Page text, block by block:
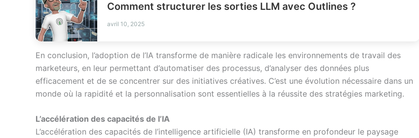
Comment structurer les sorties LLM avec Outlines ?
avril 10, 2025
En conclusion, l’adoption de l’IA transforme de manière radicale les environnements de travail des
marketeurs, en leur permettant d’automatiser des processus, d’analyser des données plus
efficacement et de se concentrer sur des initiatives créatives. C’est une évolution nécessaire dans un
monde où la rapidité et la personnalisation sont essentielles à la réussite des stratégies marketing.
L’accélération des capacités de l’IA
L’accélération des capacités de l’intelligence artificielle (IA) transforme en profondeur le paysage